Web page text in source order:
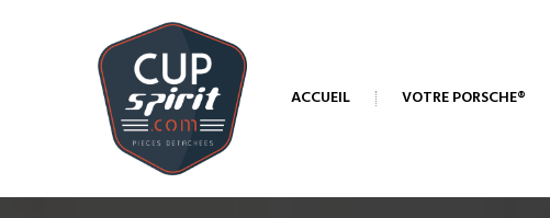
ACCUEIL VOTRE PORSCHE®